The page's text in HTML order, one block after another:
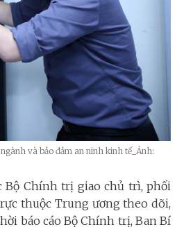
và bảo đảm an ninh kinh tế_Ảnh:
Bộ Chính trị giao chủ trì, phối
thuộc Trung ương theo dõi,
báo cáo Bộ Chính trị, Ban Bí